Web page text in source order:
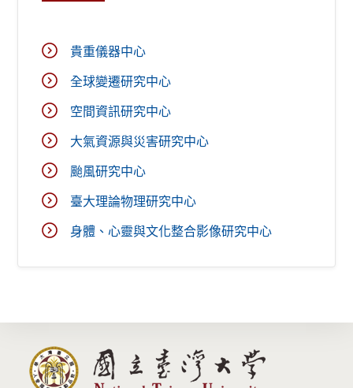
貴重儀器中心
全球變遷研究中心
空間資訊研究中心
大氣資源與災害研究中心
颱風研究中心
臺大理論物理研究中心
身體、心靈與文化整合影像研究中心